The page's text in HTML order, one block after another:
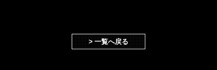
> 一覧へ戻る